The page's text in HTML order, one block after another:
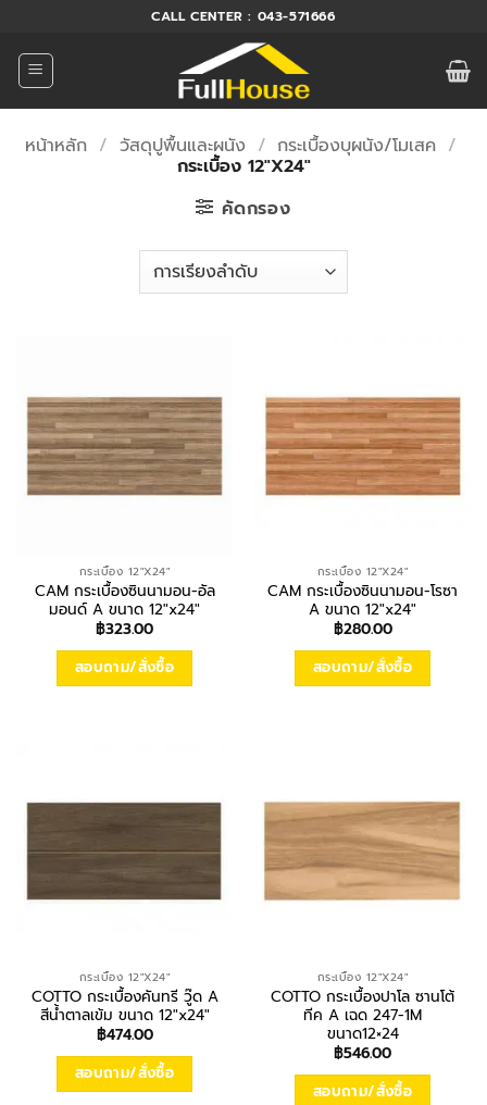
ยัง
เนื้อหา
CALL CENTER : 043-571666
หน้าหลัก / วัสดุปูพื้นและผนัง / กระเบื้องบุผนัง/โมเสค /
กระเบื้อง 12"X24"
คัดกรอง
กระเบื้อง 12"X24"
CAM กระเบื้องซินนามอน-อัล
มอนด์ A ขนาด 12″x24″
฿323.00
สอบถาม/สั่งซื้อ
กระเบื้อง 12"X24"
CAM กระเบื้องซินนามอน-โรซา
A ขนาด 12″x24″
฿280.00
สอบถาม/สั่งซื้อ
กระเบื้อง 12"X24"
COTTO กระเบื้องคันทรี วู๊ด A
สีน้ำตาลเข้ม ขนาด 12″x24″
฿474.00
สอบถาม/สั่งซื้อ
กระเบื้อง 12"X24"
COTTO กระเบื้องปาโล ซานโต้
ทีค A เฉด 247-1M
ขนาด12×24
฿546.00
สอบถาม/สั่งซื้อ